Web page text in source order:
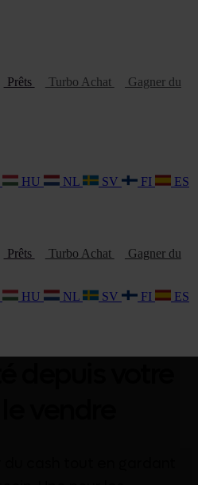
Prêts Turbo Achat
Gagner du
HU NL SV FI
ES
Prêts Turbo Achat
Gagner du
HU NL SV FI
ES